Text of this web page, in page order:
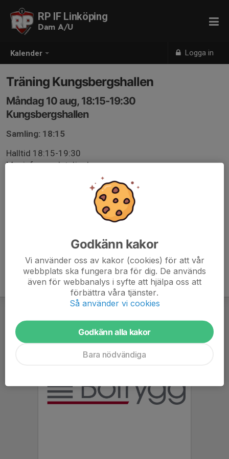
Kalender Logga in
RP IF Linköping
Dam A/U
Träning Kungsbergshallen
Måndag 10 aug, 18:15-19:30
Kungsbergshallen
Samling: 18:15
Halltid 18:15-19:30
Mer info om detaljer kommer
Godkänn kakor
Vi använder oss av kakor (cookies) för att vår
webbplats ska fungera bra för dig. De används
även för webbanalys i syfte att hjälpa oss att
förbättra våra tjänster.
Så använder vi cookies
Godkänn alla kakor
Bara nödvändiga